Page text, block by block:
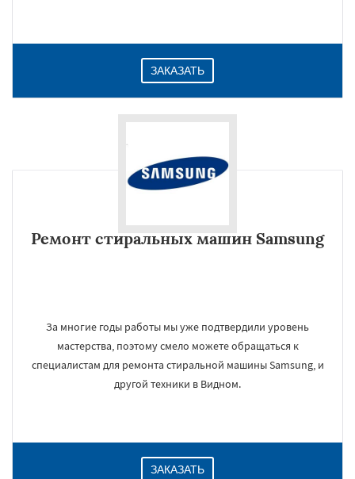
ЗАКАЗАТЬ
Ремонт стиральных машин Samsung
За многие годы работы мы уже подтвердили уровень
мастерства, поэтому смело можете обращаться к
специалистам для ремонта стиральной машины Samsung, и
другой техники в Видном.
ЗАКАЗАТЬ